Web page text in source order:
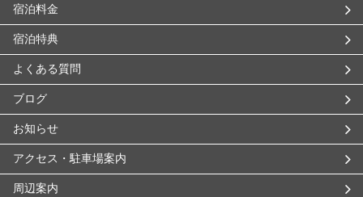
宿泊料金
宿泊特典
よくある質問
ブログ
お知らせ
アクセス・駐車場案内
周辺案内